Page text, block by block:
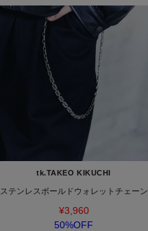
tk.TAKEO KIKUCHI
ステンレスボールドウォレットチェーン
¥3,960
50%OFF